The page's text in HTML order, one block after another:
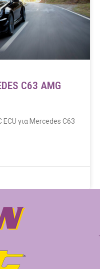
C63 AMG
ECU για Mercedes C63